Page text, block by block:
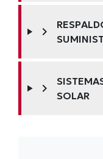
chevron_right
chevron_right
SOLAR